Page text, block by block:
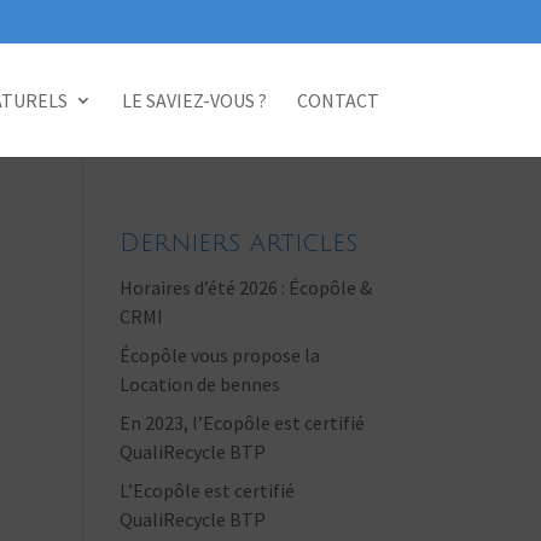
LE SAVIEZ-VOUS ? CONTACT
Derniers articles
Horaires d’été 2026 : Écopôle &
CRMI
Écopôle vous propose la
Location de bennes
En 2023, l’Ecopôle est certifié
QualiRecycle BTP
L’Ecopôle est certifié
QualiRecycle BTP